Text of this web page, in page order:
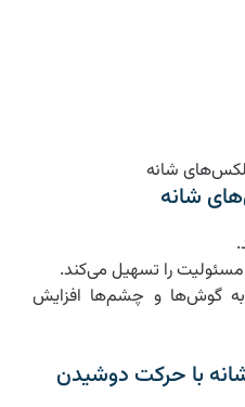
شانه
شانه
را تسهیل می‌کند.
گوش‌ها و چشم‌ها افزایش
با حرکت دوشیدن